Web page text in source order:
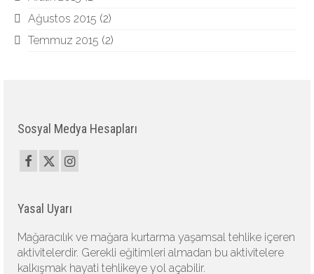
Ağustos 2015 (2)
Temmuz 2015 (2)
Sosyal Medya Hesapları
Yasal Uyarı
Mağaracılık ve mağara kurtarma yaşamsal tehlike içeren
aktivitelerdir. Gerekli eğitimleri almadan bu aktivitelere
kalkışmak hayati tehlikeye yol açabilir.